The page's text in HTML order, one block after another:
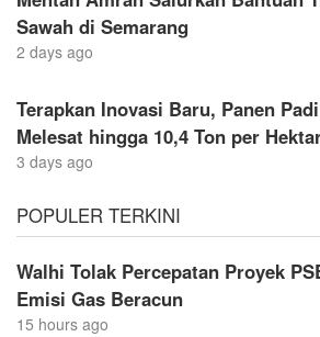
Sawah di Semarang
2 days ago
Terapkan Inovasi Baru, Panen
Melesat hingga 10,4 Ton per
3 days ago
POPULER TERKINI
Walhi Tolak Percepatan Proyek
Emisi Gas Beracun
15 hours ago